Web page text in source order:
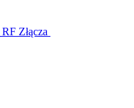
RF Złącza